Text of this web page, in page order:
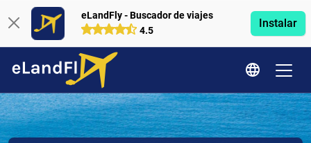
eLandFly - Buscador de viajes
4.5
Instalar